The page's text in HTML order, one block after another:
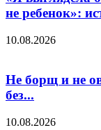
не ребенок»:
10.08.2026
Не борщ и не
без...
10.08.2026